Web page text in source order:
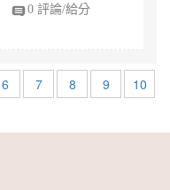
0 評論/給分
6 7 8 9
10